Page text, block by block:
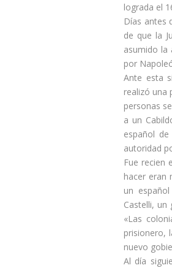
lograda el
Días antes
de que la
asumido la
por
Ante esta
realizó una
personas
a un
español
autoridad
Fue recien
hacer eran
un
Castelli,
«Las
prisionero,
nuevo
Al día